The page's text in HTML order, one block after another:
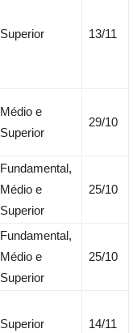
Superior 13/11
Médio e
Superior
29/10
Fundamental,
Médio e
Superior
25/10
Fundamental,
Médio e
Superior
25/10
Superior 14/11